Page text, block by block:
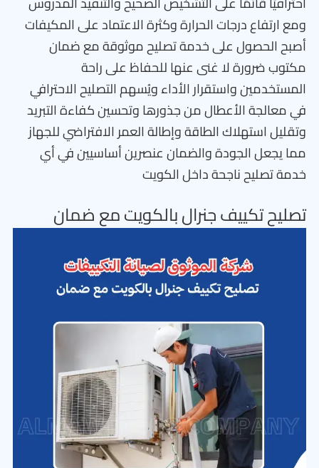
ومع ارتفاع درجات الحرارة وكثرة الاعتماد على المكيفات
أصبح الحصول على خدمة تصليح موثوقة مع ضمان
مكتوب ضرورة لا غنى عنها للحفاظ على راحة
المستخدمين واستقرار الأداء ويُسهم التصليح الاحترافي
في معالجة الأعطال من جذورها وتحسين كفاءة التبريد
وتقليل استهلاك الطاقة وإطالة العمر الافتراضي للجهاز
مما يجعل الجودة والضمان عنصرين أساسيين في أي
خدمة تصليح ناجحة داخل الكويت
تصليح تكييف جنرال بالكويت مع ضمان